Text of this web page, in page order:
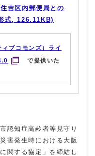
吉区内郵便局との
式, 126.11KB)
ブコモンズ）ライ
で提供いた
認知症高齢者等見守り
害発生時における大阪
関する協定」を締結し